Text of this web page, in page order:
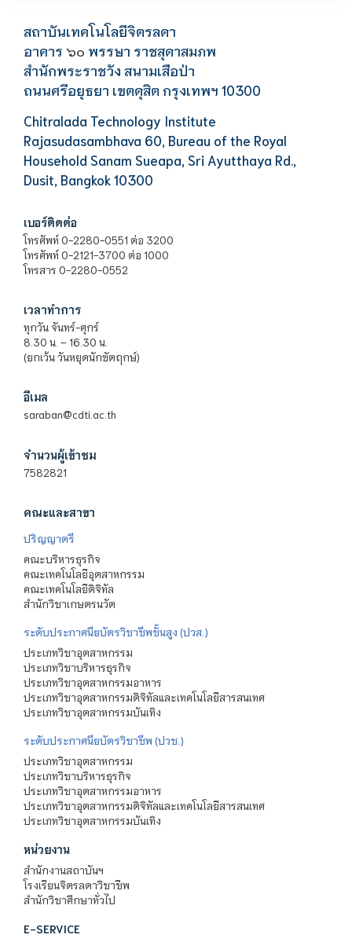
สถาบันเทคโนโลยีจิตรลดา
อาคาร ๖๐ พรรษา ราชสุดาสมภพ
สำนักพระราชวัง สนามเสือป่า
ถนนศรีอยุธยา เขตดุสิต กรุงเทพฯ 10300
Chitralada Technology Institute
Rajasudasambhava 60, Bureau of the Royal
Household Sanam Sueapa, Sri Ayutthaya Rd.,
Dusit, Bangkok 10300
เบอร์ติดต่อ
โทรศัพท์ 0-2280-0551 ต่อ 3200
โทรศัพท์ 0-2121-3700 ต่อ 1000
โทรสาร 0-2280-0552
เวลาทำการ
ทุกวัน จันทร์-ศุกร์
8.30 น. – 16.30 น.
(ยกเว้น วันหยุดนักขัตฤกษ์)
อีเมล
saraban@cdti.ac.th
จำนวนผู้เข้าชม
7582821
คณะและสาขา
ปริญญาตรี
คณะบริหารธุรกิจ
คณะเทคโนโลยีอุตสาหกรรม
คณะเทคโนโลยีดิจิทัล
สำนักวิชาเกษตรนวัต
ระดับประกาศนียบัตรวิชาชีพชั้นสูง (ปวส.)
ประเภทวิชาอุตสาหกรรม
ประเภทวิชาบริหารธุรกิจ
ประเภทวิชาอุตสาหกรรมอาหาร
ประเภทวิชาอุตสาหกรรมดิจิทัลและเทคโนโลยีสารสนเทศ
ประเภทวิชาอุตสาหกรรมบันเทิง
ระดับประกาศนียบัตรวิชาชีพ (ปวช.)
ประเภทวิชาอุตสาหกรรม
ประเภทวิชาบริหารธุรกิจ
ประเภทวิชาอุตสาหกรรมอาหาร
ประเภทวิชาอุตสาหกรรมดิจิทัลและเทคโนโลยีสารสนเทศ
ประเภทวิชาอุตสาหกรรมบันเทิง
หน่วยงาน
สำนักงานสถาบันฯ
โรงเรียนจิตรลดาวิชาชีพ
สำนักวิชาศึกษาทั่วไป
E-SERVICE